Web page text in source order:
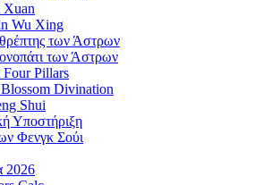
Xuan
Wu Xing
των Άστρων
των Άστρων
Pillars
Divination
Shui
Υποστήριξη
Φενγκ Σούι
2026